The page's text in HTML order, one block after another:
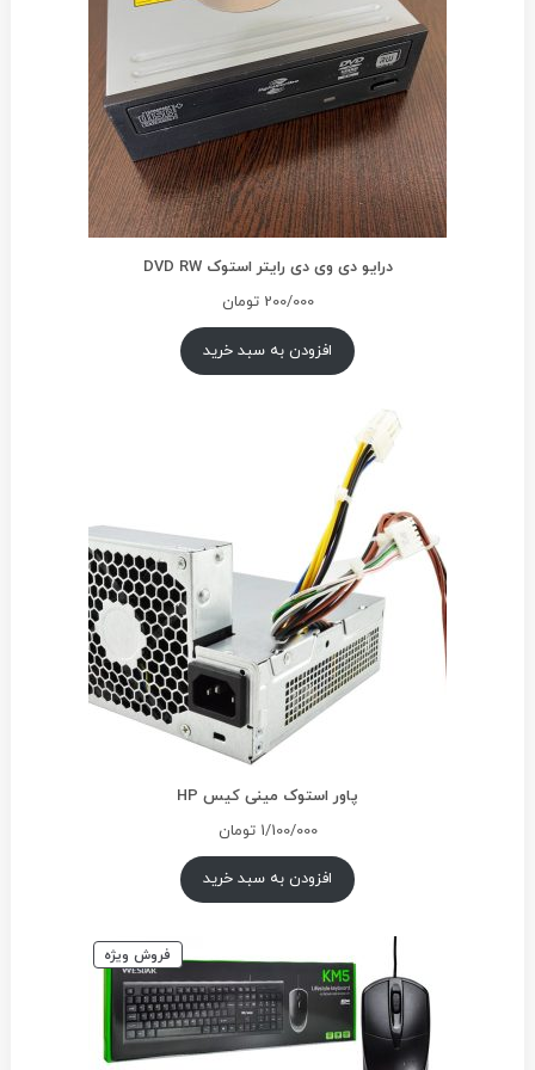
درایو دی وی دی رایتر استوک DVD RW
200/000 تومان
افزودن به سبد خرید
پاور استوک مینی کیس HP
1/100/000 تومان
افزودن به سبد خرید
فروش ویژهمحصول
تخفیف